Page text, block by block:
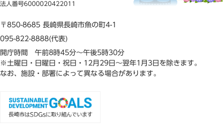
法人番号6000020422011
〒850-8685 長崎県長崎市魚の町4-1
095-822-8888(代表)
開庁時間 午前8時45分～午後5時30分
※土曜日・日曜日・祝日・12月29日～翌年1月3日を除きます。
なお、施設・部署によって異なる場合があります。